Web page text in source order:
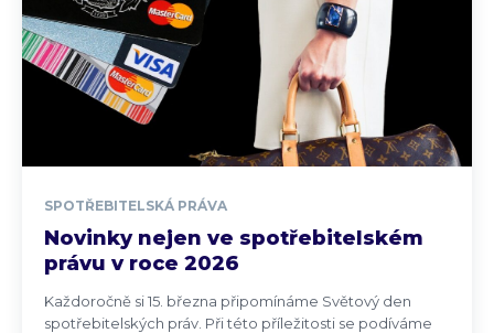
SPOTŘEBITELSKÁ PRÁVA
Novinky nejen ve spotřebitelském
právu v roce 2026
Každoročně si 15. března připomínáme Světový den
spotřebitelských práv. Při této příležitosti se podíváme